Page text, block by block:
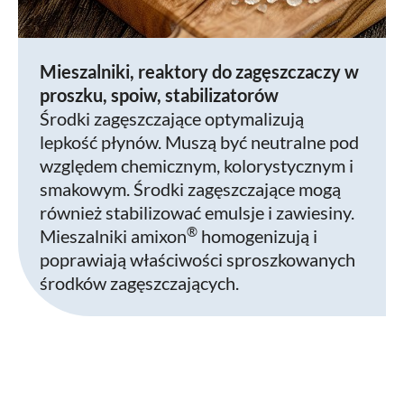
Mieszalniki, reaktory do zagęszczaczy w
proszku, spoiw, stabilizatorów
Środki zagęszczające optymalizują
lepkość płynów. Muszą być neutralne pod
względem chemicznym, kolorystycznym i
smakowym. Środki zagęszczające mogą
również stabilizować emulsje i zawiesiny.
Mieszalniki amixon® homogenizują i
poprawiają właściwości sproszkowanych
środków zagęszczających.